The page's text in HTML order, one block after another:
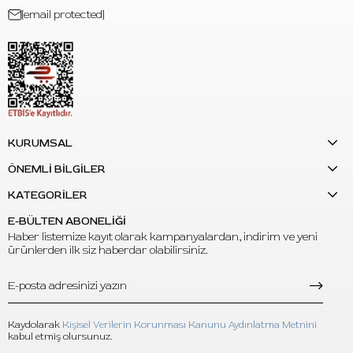
S: Bu ürün dövme boyası yerine kullanılabilir mi?
yalnızca stencil hazırlığı ve stencil temizliği için kullanılmalıdır.
[email protected]
KURUMSAL
ÖNEMLİ BİLGİLER
KATEGORİLER
E-BÜLTEN ABONELİĞİ
Haber listemize kayıt olarak kampanyalardan, indirim ve yeni
ürünlerden ilk siz haberdar olabilirsiniz.
Kaydolarak Kişisel Verilerin Korunması Kanunu Aydınlatma Metnini
kabul etmiş olursunuz.